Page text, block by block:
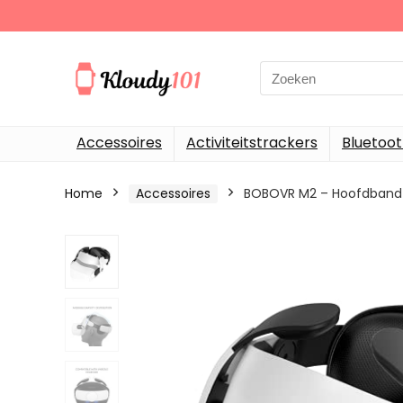
Search
for:
Accessoires Activiteitstrackers
Home Accessoires BOBOVR M2 –